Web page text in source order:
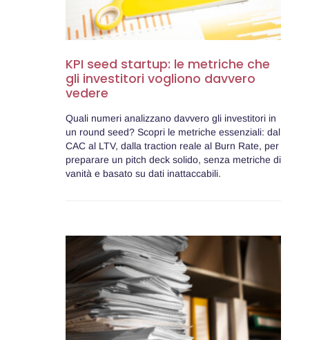
KPI seed startup: le metriche che
gli investitori vogliono davvero
vedere
Quali numeri analizzano davvero gli investitori in
un round seed? Scopri le metriche essenziali: dal
CAC al LTV, dalla traction reale al Burn Rate, per
preparare un pitch deck solido, senza metriche di
vanità e basato su dati inattaccabili.